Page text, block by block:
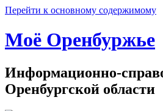
Перейти к основному содержимому
Моё Оренбуржье
Информационно-
Оренбургской области